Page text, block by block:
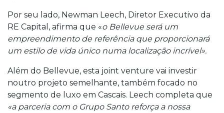
Por seu lado, Newman Leech, Diretor Executivo da
RE Capital, afirma que «o Bellevue será um
empreendimento de referência que proporcionará
um estilo de vida único numa localização incrível».
Além do Bellevue, esta joint venture vai investir
noutro projeto semelhante, também focado no
segmento de luxo em Cascais. Leech completa que
«a parceria com o Grupo Santo reforça a nossa